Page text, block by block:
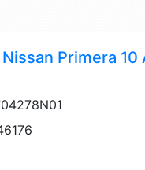
Primera 10